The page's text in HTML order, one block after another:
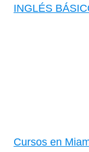
INGLÉS
Cursos en